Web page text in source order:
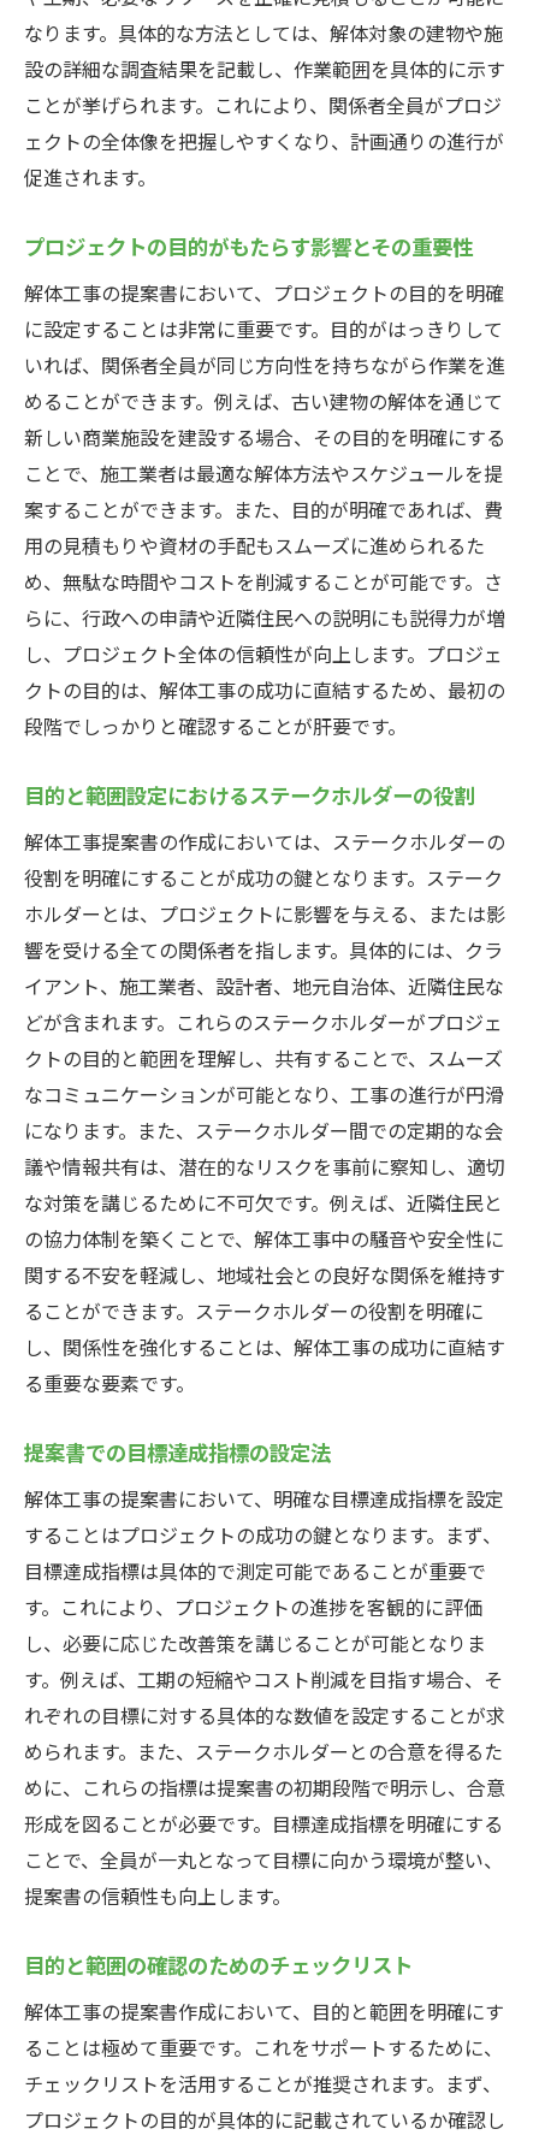
なります。具体的な方法としては、解体対象の建物や施
設の詳細な調査結果を記載し、作業範囲を具体的に示す
ことが挙げられます。これにより、関係者全員がプロジ
ェクトの全体像を把握しやすくなり、計画通りの進行が
促進されます。
プロジェクトの目的がもたらす影響とその重要性
解体工事の提案書において、プロジェクトの目的を明確
に設定することは非常に重要です。目的がはっきりして
いれば、関係者全員が同じ方向性を持ちながら作業を進
めることができます。例えば、古い建物の解体を通じて
新しい商業施設を建設する場合、その目的を明確にする
ことで、施工業者は最適な解体方法やスケジュールを提
案することができます。また、目的が明確であれば、費
用の見積もりや資材の手配もスムーズに進められるた
め、無駄な時間やコストを削減することが可能です。さ
らに、行政への申請や近隣住民への説明にも説得力が増
し、プロジェクト全体の信頼性が向上します。プロジェ
クトの目的は、解体工事の成功に直結するため、最初の
段階でしっかりと確認することが肝要です。
目的と範囲設定におけるステークホルダーの役割
解体工事提案書の作成においては、ステークホルダーの
役割を明確にすることが成功の鍵となります。ステーク
ホルダーとは、プロジェクトに影響を与える、または影
響を受ける全ての関係者を指します。具体的には、クラ
イアント、施工業者、設計者、地元自治体、近隣住民な
どが含まれます。これらのステークホルダーがプロジェ
クトの目的と範囲を理解し、共有することで、スムーズ
なコミュニケーションが可能となり、工事の進行が円滑
になります。また、ステークホルダー間での定期的な会
議や情報共有は、潜在的なリスクを事前に察知し、適切
な対策を講じるために不可欠です。例えば、近隣住民と
の協力体制を築くことで、解体工事中の騒音や安全性に
関する不安を軽減し、地域社会との良好な関係を維持す
ることができます。ステークホルダーの役割を明確に
し、関係性を強化することは、解体工事の成功に直結す
る重要な要素です。
提案書での目標達成指標の設定法
解体工事の提案書において、明確な目標達成指標を設定
することはプロジェクトの成功の鍵となります。まず、
目標達成指標は具体的で測定可能であることが重要で
す。これにより、プロジェクトの進捗を客観的に評価
し、必要に応じた改善策を講じることが可能となりま
す。例えば、工期の短縮やコスト削減を目指す場合、そ
れぞれの目標に対する具体的な数値を設定することが求
められます。また、ステークホルダーとの合意を得るた
めに、これらの指標は提案書の初期段階で明示し、合意
形成を図ることが必要です。目標達成指標を明確にする
ことで、全員が一丸となって目標に向かう環境が整い、
提案書の信頼性も向上します。
目的と範囲の確認のためのチェックリスト
解体工事の提案書作成において、目的と範囲を明確にす
ることは極めて重要です。これをサポートするために、
チェックリストを活用することが推奨されます。まず、
プロジェクトの目的が具体的に記載されているか確認し